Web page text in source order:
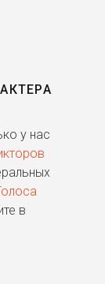
у нас
в